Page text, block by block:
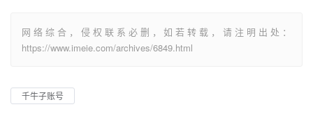
网络综合，侵权联系必删，如若转载，请注明出处：
https://www.imeie.com/archives/6849.html
千牛子账号